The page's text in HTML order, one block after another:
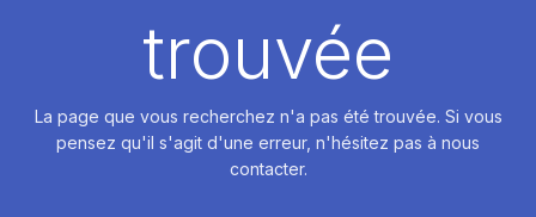
trouvée
La page que vous recherchez n'a pas été trouvée. Si vous
pensez qu'il s'agit d'une erreur, n'hésitez pas à nous
contacter.